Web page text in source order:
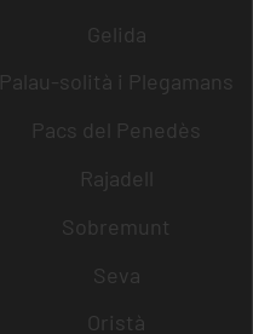
Gelida
Palau-solità i Plegamans
Pacs del Penedès
Rajadell
Sobremunt
Seva
Oristà